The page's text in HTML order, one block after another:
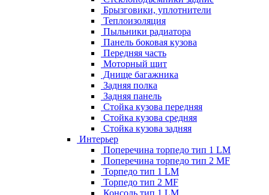
Брызговики, уплотнители
Теплоизоляция
Пыльники радиатора
Панель боковая кузова
Передняя часть
Моторный щит
Днище багажника
Задняя полка
Задняя панель
Стойка кузова передняя
Стойка кузова средняя
Стойка кузова задняя
Интерьер
Поперечина торпедо тип 1 LM
Поперечина торпедо тип 2 MF
Торпедо тип 1 LM
Торпедо тип 2 MF
Консоль тип 1 LM